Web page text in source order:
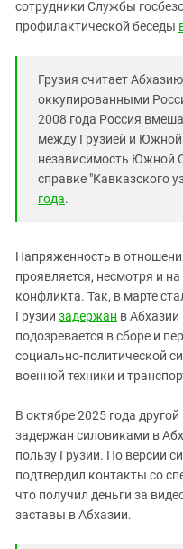
сотрудники Службы
профилактической беседы
Грузия считает
оккупированными
2008 года Россия
между Грузией и Южной
независимость Южной
справке "Кавказского
года.
Напряженность в
проявляется, несмотря и
конфликта. Так, в марте
Грузии задержан в
подозревается в сборе и
социально-политической
военной техники и
В октябре 2025 года
задержан силовиками в
пользу Грузии. По версии
подтвердил контакты со
что получил деньги за
заставы в Абхазии.